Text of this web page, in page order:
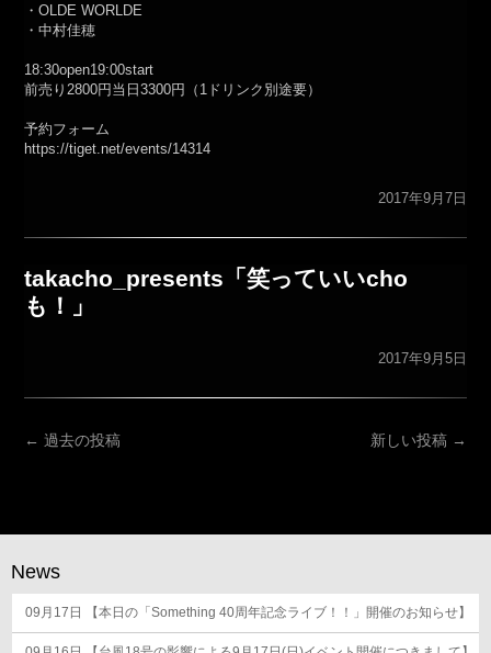
・OLDE WORLDE
・中村佳穂
18:30open19:00start
前売り2800円当日3300円（1ドリンク別途要）
予約フォーム
https://tiget.net/events/14314
2017年9月7日
takacho_presents「笑っていいcho
も！」
2017年9月5日
投
ビ
ゲ
ー
シ
← 過去の投稿 新しい投稿 →
News
09月17日 【本日の「Something 40周年記念ライブ！！」開催のお知らせ】